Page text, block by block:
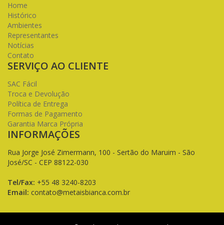
Home
Histórico
Ambientes
Representantes
Notícias
Contato
SERVIÇO AO CLIENTE
SAC Fácil
Troca e Devolução
Política de Entrega
Formas de Pagamento
Garantia Marca Própria
INFORMAÇÕES
Rua Jorge José Zimermann, 100 - Sertão do Maruim - São
José/SC - CEP 88122-030
Tel/Fax: +55 48 3240-8203
Email: contato@metaisbianca.com.br